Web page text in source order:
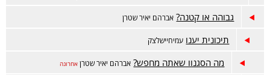
גבוהה או קטנה? אברהם יאיר שטרן
תיכונית יענו עמיחיישלצק
מה הסגנוו שאתה מחפש? אברהם יאיר שטרן אחרונה